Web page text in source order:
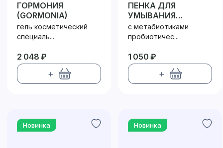
ГОРМОНИЯ
(GORMONIA)
гель косметический
специаль...
2 048 ₽
+
ПЕНКА ДЛЯ
УМЫВАНИЯ
ПРОБИОТИК /
PROBIOTIC
с метабиотиками
пробиотичес...
1 050 ₽
+
Новинка Новинка